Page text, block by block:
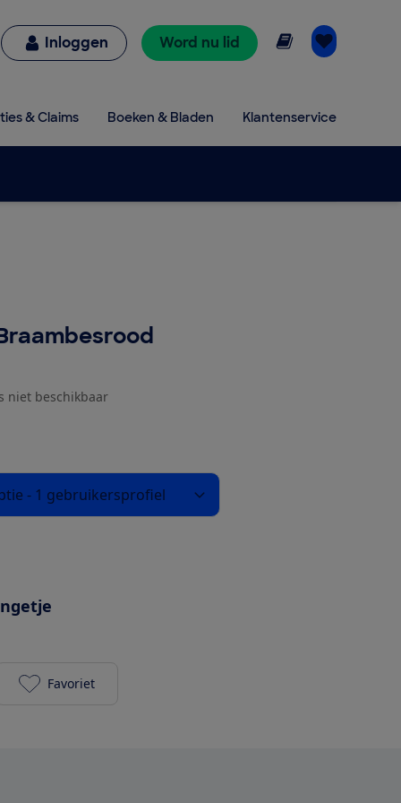
Inloggen Word nu lid Online lezen
& Claims Boeken & Bladen Klantenservice
niet beschikbaar
- 1 gebruikersprofiel
Miele CM 5310 Silence Braambesrood toevoegen
Favoriet